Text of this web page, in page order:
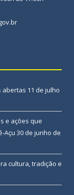
abertas 11 de julho
e ações que
Açu 30 de junho de
cultura, tradição e